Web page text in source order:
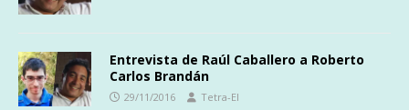
Entrevista de Raúl Caballero a Roberto
Carlos Brandán
29/11/2016 Tetra-El